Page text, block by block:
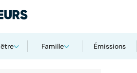
Famille Émissions